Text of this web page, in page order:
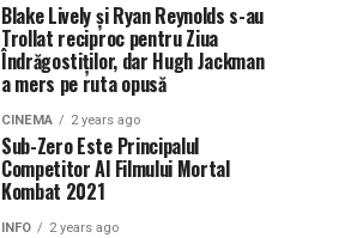
Blake Lively și Ryan Reynolds s-au
Trollat reciproc pentru Ziua
Îndrăgostiților, dar Hugh Jackman
a mers pe ruta opusă
CINEMA 2 years ago
Sub-Zero Este Principalul
Competitor Al Filmului Mortal
Kombat 2021
INFO 2 years ago